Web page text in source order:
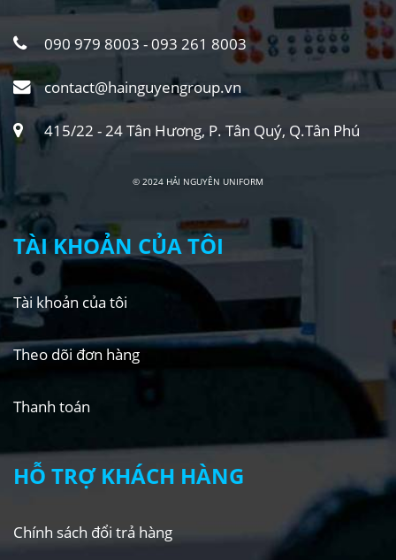
090 979 8003 - 093 261 8003
contact@hainguyengroup.vn
415/22 - 24 Tân Hương, P. Tân Quý, Q.Tân Phú
© 2024 HẢI NGUYÊN UNIFORM
TÀI KHOẢN CỦA TÔI
Tài khoản của tôi
Theo dõi đơn hàng
Thanh toán
HỖ TRỢ KHÁCH HÀNG
Chính sách đổi trả hàng